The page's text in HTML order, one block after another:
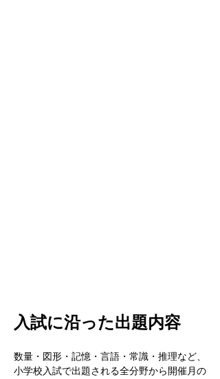
入試に沿った出題内容
数量・図形・記憶・言語・常識・推理など、
小学校入試で出題される全分野から開催月の